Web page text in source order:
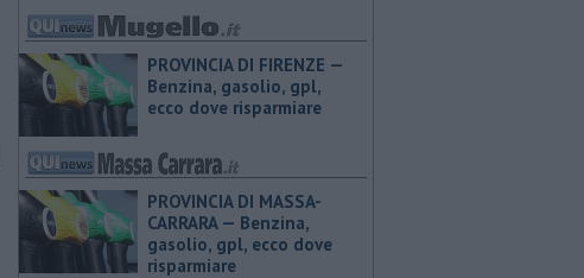
PROVINCIA DI FIRENZE — ​
Benzina, gasolio, gpl,
ecco dove risparmiare
PROVINCIA DI MASSA-
CARRARA — ​Benzina,
gasolio, gpl, ecco dove
risparmiare